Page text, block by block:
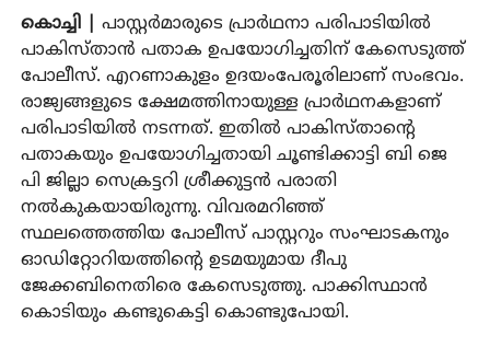
കൊച്ചി |
പാസ്റ്റര്‍മാരുടെ പ്രാര്‍ഥനാ പരിപാടിയില്‍
പാകിസ്താന്‍ പതാക ഉപയോഗിച്ചതിന് കേസെടുത്ത്
പോലീസ്. എറണാകുളം ഉദയംപേരൂരിലാണ് സംഭവം.
രാജ്യങ്ങളുടെ ക്ഷേമത്തിനായുള്ള പ്രാര്‍ഥനകളാണ്
പരിപാടിയില്‍ നടന്നത്. ഇതില്‍ പാകിസ്താന്റെ
പതാകയും ഉപയോഗിച്ചതായി ചൂണ്ടിക്കാട്ടി ബി ജെ
പി ജില്ലാ സെക്രട്ടറി ശ്രീക്കുട്ടന്‍ പരാതി
നല്‍കുകയായിരുന്നു. വിവരമറിഞ്ഞ്
സ്ഥലത്തെത്തിയ പോലീസ് പാസ്റ്ററും സംഘാടകനും
ഓഡിറ്റോറിയത്തിന്റെ ഉടമയുമായ ദീപു
ജേക്കബിനെതിരെ കേസെടുത്തു. പാക്കിസ്ഥാന്‍
കൊടിയും കണ്ടുകെട്ടി കൊണ്ടുപോയി.